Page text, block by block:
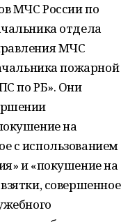
МЧС России по
отдела
МЧС
пожарной
по РБ». Они
на
с использованием
и «покушение на
совершенное